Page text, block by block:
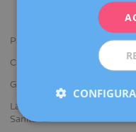
Programa
Acreditació col·legial
Participa al Nucli Promotor
Coordina la Comissió
Gestiona la Unitat de
Labor docent en la formació
Sanitària.